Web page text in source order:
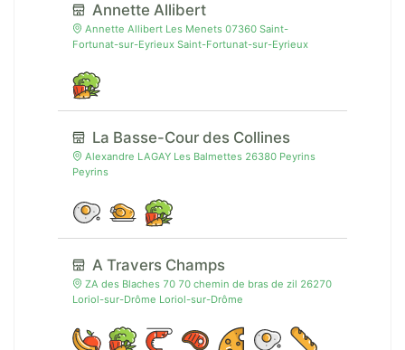
Annette Allibert
Annette Allibert Les Menets 07360 Saint-
Fortunat-sur-Eyrieux Saint-Fortunat-sur-Eyrieux
La Basse-Cour des Collines
Alexandre LAGAY Les Balmettes 26380 Peyrins
Peyrins
A Travers Champs
ZA des Blaches 70 70 chemin de bras de zil 26270
Loriol-sur-Drôme Loriol-sur-Drôme